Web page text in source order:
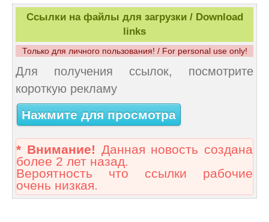
Ссылки на файлы для загрузки / Download
links
Только для личного пользования! / For personal use only!
Для получения ссылок, посмотрите
короткую рекламу
Нажмите для просмотра
* Внимание! Данная новость создана
более 2 лет назад.
Вероятность что ссылки рабочие
очень низкая.